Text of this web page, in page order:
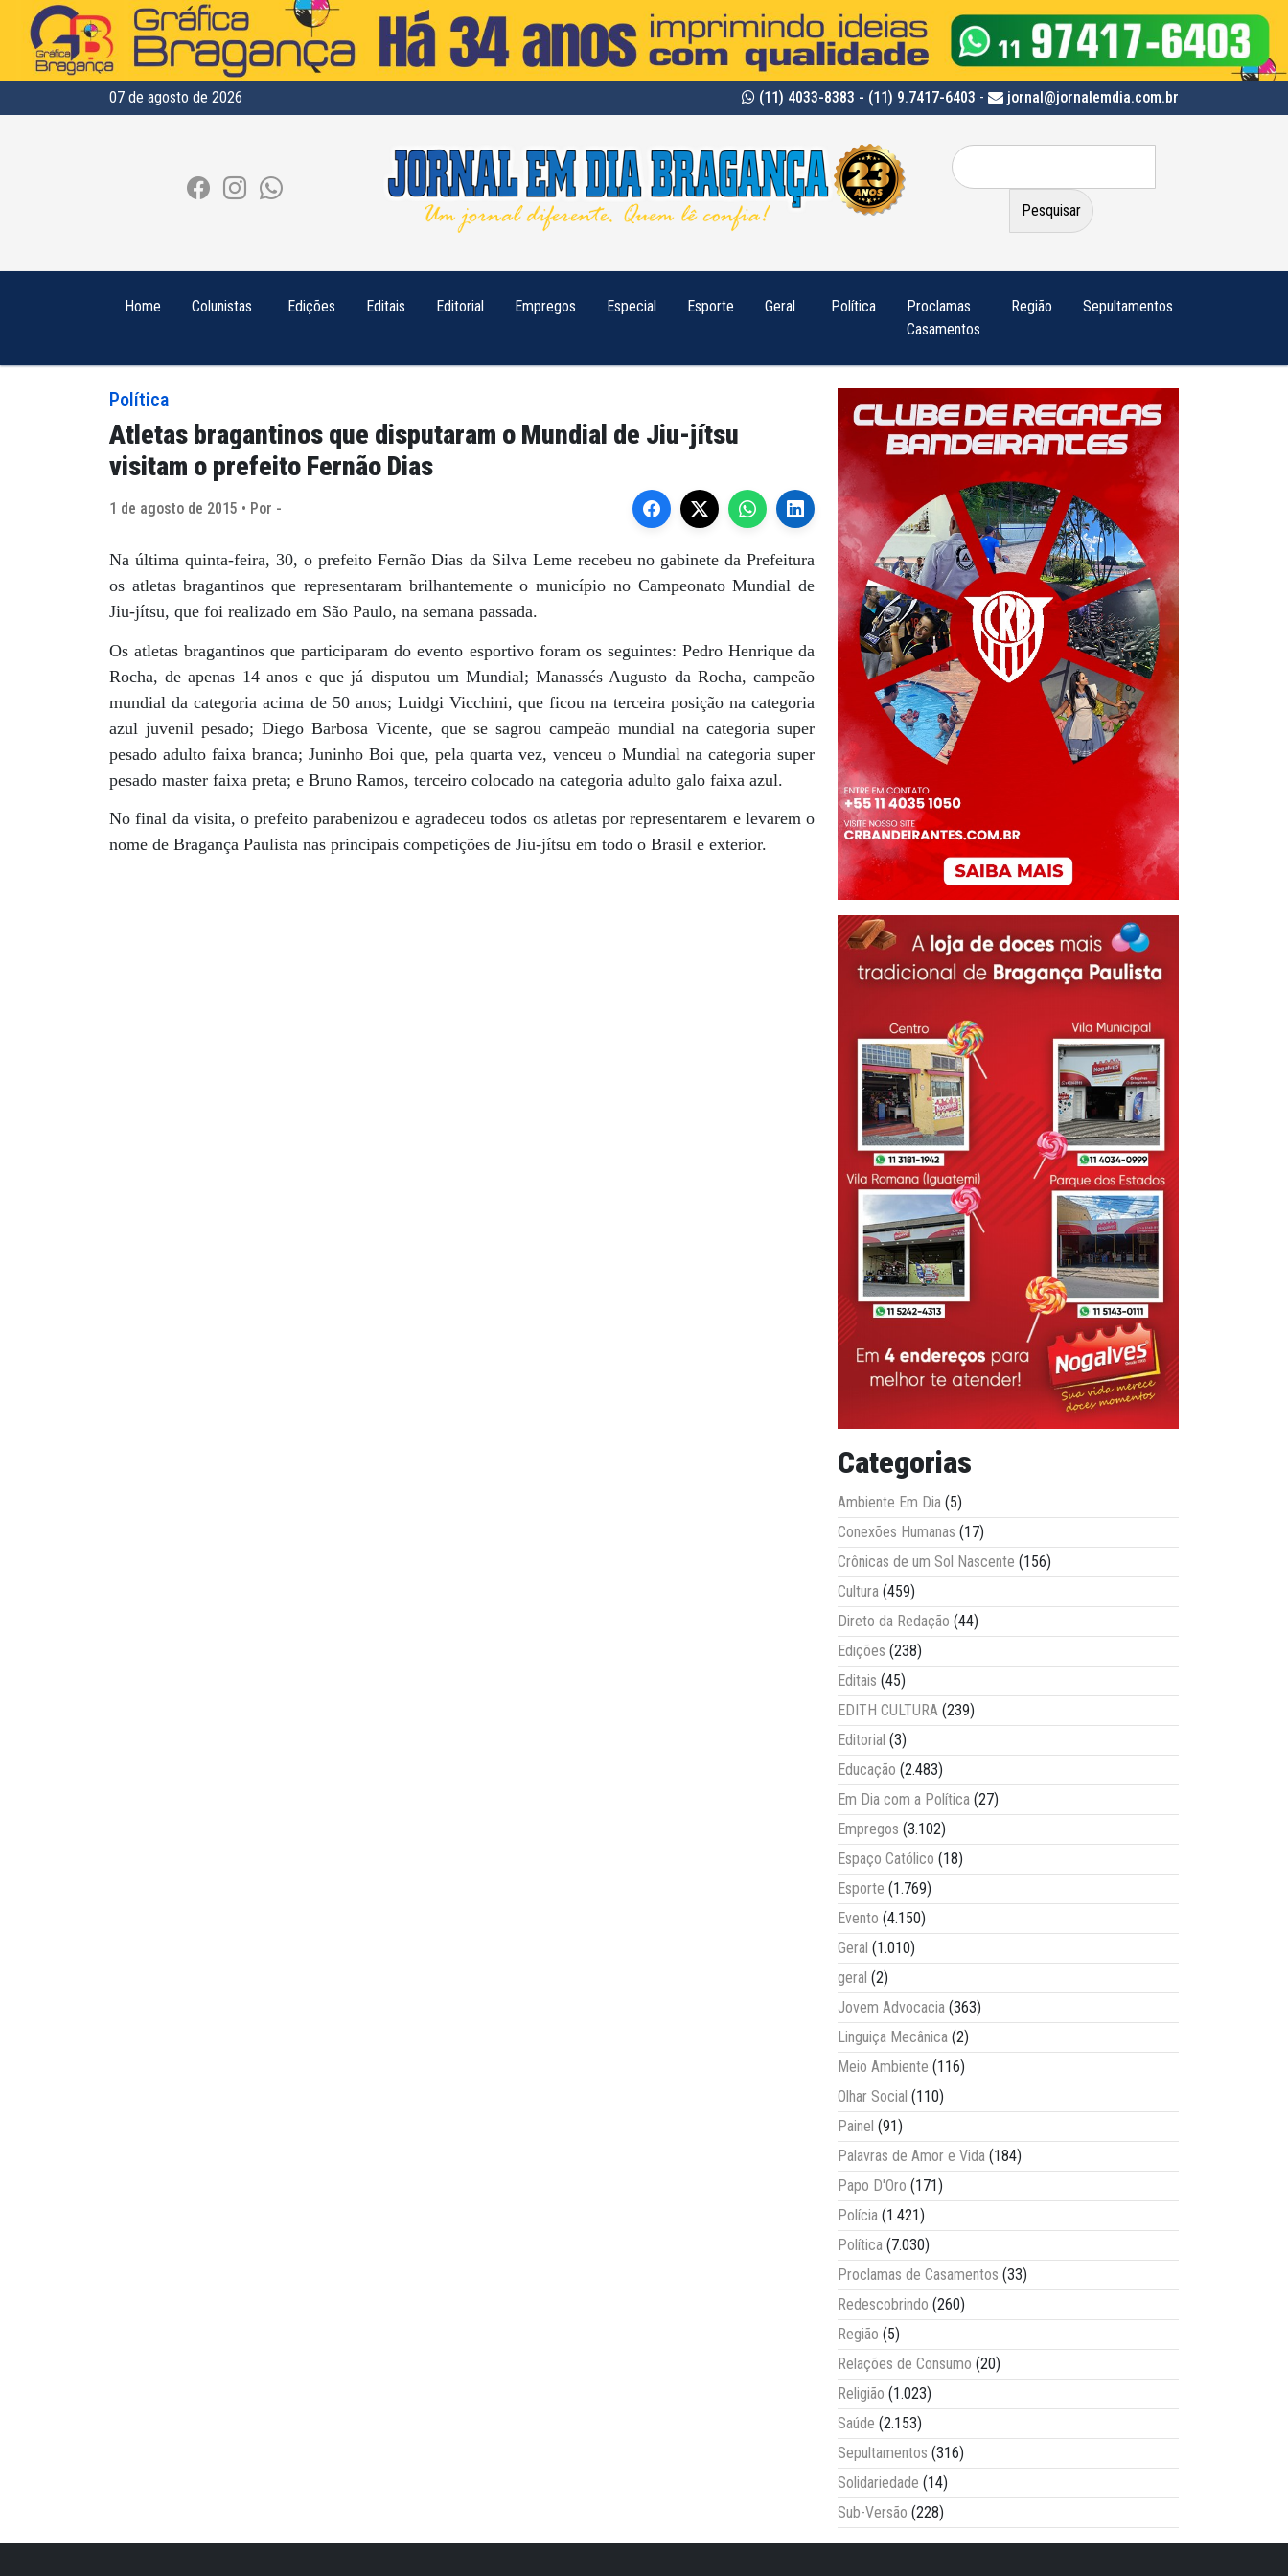
07 de agosto de 2026 (11) 4033-8383 - (11) 9.7417-6403 - jornal@jornalemdia.com.br
Pesquisar
por:
Home Colunistas Edições Editais Editorial Empregos Especial Esporte Geral Política
Proclamas
Casamentos
Região Sepultamentos
Política
Atletas bragantinos que disputaram o Mundial de Jiu-jítsu
visitam o prefeito Fernão Dias
1 de agosto de 2015 • Por -
Na última quinta-feira, 30, o prefeito Fernão Dias da Silva Leme recebeu no gabinete da Prefeitura
os atletas bragantinos que representaram brilhantemente o município no Campeonato Mundial de
Jiu-jítsu, que foi realizado em São Paulo, na semana passada.
Os atletas bragantinos que participaram do evento esportivo foram os seguintes: Pedro Henrique da
Rocha, de apenas 14 anos e que já disputou um Mundial; Manassés Augusto da Rocha, campeão
mundial da categoria acima de 50 anos; Luidgi Vicchini, que ficou na terceira posição na categoria
azul juvenil pesado; Diego Barbosa Vicente, que se sagrou campeão mundial na categoria super
pesado adulto faixa branca; Juninho Boi que, pela quarta vez, venceu o Mundial na categoria super
pesado master faixa preta; e Bruno Ramos, terceiro colocado na categoria adulto galo faixa azul.
No final da visita, o prefeito parabenizou e agradeceu todos os atletas por representarem e levarem o
nome de Bragança Paulista nas principais competições de Jiu-jítsu em todo o Brasil e exterior.
Categorias
Ambiente Em Dia (5)
Conexões Humanas (17)
Crônicas de um Sol Nascente (156)
Cultura (459)
Direto da Redação (44)
Edições (238)
Editais (45)
EDITH CULTURA (239)
Editorial (3)
Educação (2.483)
Em Dia com a Política (27)
Empregos (3.102)
Espaço Católico (18)
Esporte (1.769)
Evento (4.150)
Geral (1.010)
geral (2)
Jovem Advocacia (363)
Linguiça Mecânica (2)
Meio Ambiente (116)
Olhar Social (110)
Painel (91)
Palavras de Amor e Vida (184)
Papo D'Oro (171)
Polícia (1.421)
Política (7.030)
Proclamas de Casamentos (33)
Redescobrindo (260)
Região (5)
Relações de Consumo (20)
Religião (1.023)
Saúde (2.153)
Sepultamentos (316)
Solidariedade (14)
Sub-Versão (228)